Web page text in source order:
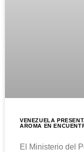
VENEZUELA
AROMA EN
El Ministerio del